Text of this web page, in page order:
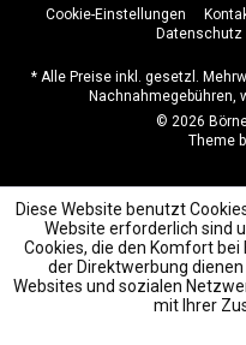
Cookie-Einstellungen
Datenschutz
* Alle Preise inkl. gesetzl.
Nachnahmegebühren,
© 2026
Theme
Diese Website benutzt
Website erforderlich sind
Cookies, die den Komfort
der Direktwerbung
Websites und sozialen
mit Ihrer